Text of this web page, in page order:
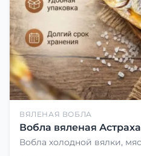
ВЯЛЕНАЯ ВОБЛА
Вобла вяленая
Вобла холодной вялки,